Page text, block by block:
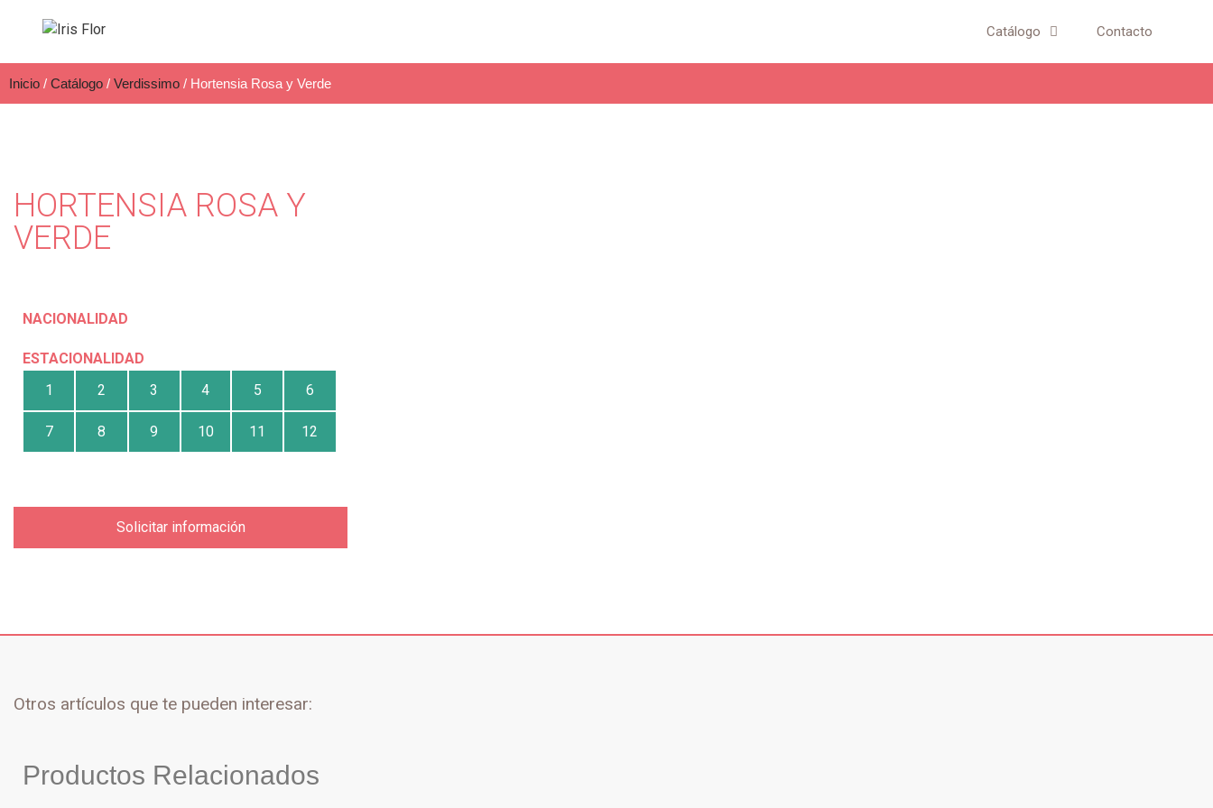
Catálogo Contacto
Inicio / Catálogo / Verdissimo / Hortensia Rosa y Verde
HORTENSIA ROSA Y
VERDE
NACIONALIDAD
ESTACIONALIDAD
1
2 3 4 5 6
7 8 9 10 11 12
Solicitar información
Otros artículos que te pueden interesar:
Productos Relacionados